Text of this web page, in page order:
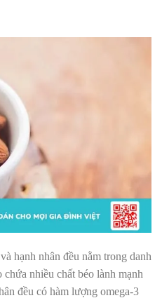
hạnh nhân đều nằm trong danh
nhiều chất béo lành mạnh
đều có hàm lượng omega-3